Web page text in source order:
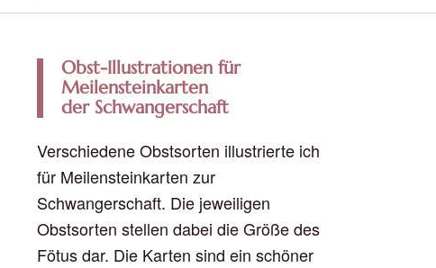
Obst-Illustrationen für
Meilensteinkarten
der Schwangerschaft
Verschiedene Obstsorten illustrierte ich
für Meilensteinkarten zur
Schwangerschaft. Die jeweiligen
Obstsorten stellen dabei die Größe des
Fötus dar. Die Karten sind ein schöner